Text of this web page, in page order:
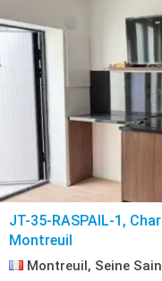
JT-35-RASPAIL-1,
Montreuil
Montreuil, Seine